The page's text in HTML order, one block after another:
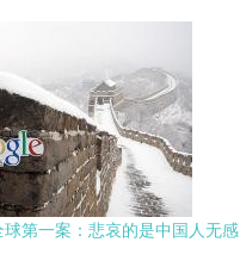
第一案：悲哀的是中国人无感